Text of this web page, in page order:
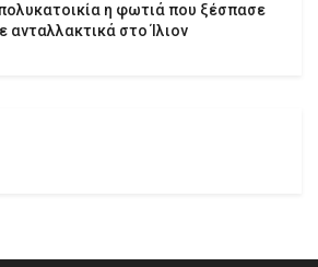
η φωτιά που ξέσπασε
ανταλλακτικά στο Ίλιον